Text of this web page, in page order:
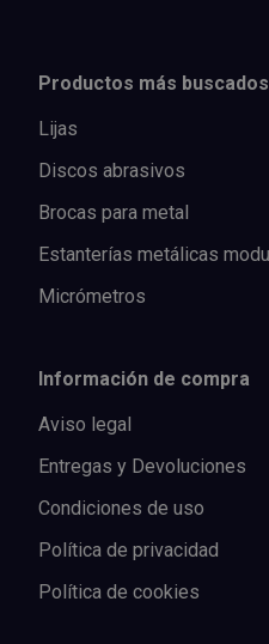
Productos más buscados
Lijas
Discos abrasivos
Brocas para metal
Estanterías metálicas
Micrómetros
Información de compra
Aviso legal
Entregas y Devoluciones
Condiciones de uso
Política de privacidad
Política de cookies